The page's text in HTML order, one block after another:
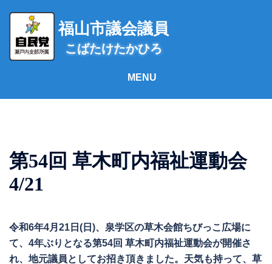
ス
福山市議会議員
こばたけたかひろ
第54回 草木町内福祉運動会
4/21
令和6年4月21日(日)、泉学区の草木会館ちびっこ広場に
て、4年ぶりとなる第54回 草木町内福祉運動会が開催さ
れ、地元議員としてお招き頂きました。天気も持って、草